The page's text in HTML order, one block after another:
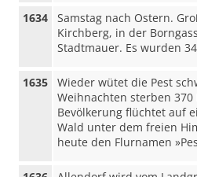
1634
Samstag nach Ostern.
Kirchberg, in der
Stadtmauer. Es wurden
1635
Wieder wütet die Pest
Weihnachten sterben
Bevölkerung flüchtet auf
Wald unter dem freien
heute den Flurnamen